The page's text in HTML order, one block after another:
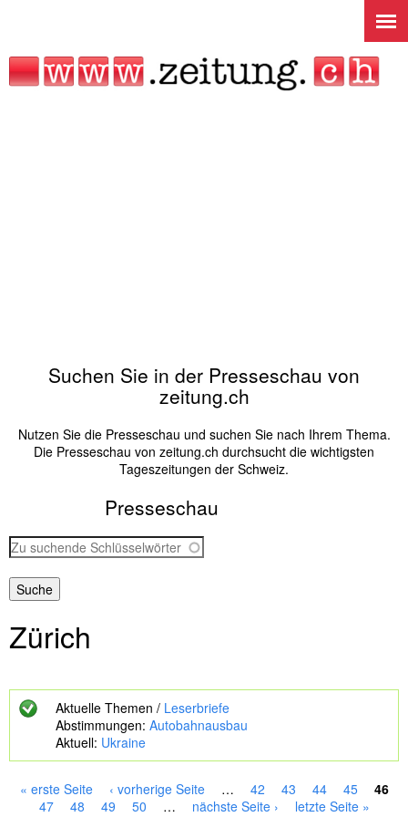
Suchen Sie in der Presseschau von
zeitung.ch
Nutzen Sie die Presseschau und suchen Sie nach Ihrem Thema.
Die Presseschau von zeitung.ch durchsucht die wichtigsten
Tageszeitungen der Schweiz.
Presseschau
Z
u
s
u
h
e
Zürich
Aktuelle Themen / Leserbriefe
Abstimmungen: Autobahnausbau
Aktuell: Ukraine
« erste Seite ‹ vorherige Seite … 42 43 44 45
46
47
48 49 50 … nächste Seite › letzte Seite »